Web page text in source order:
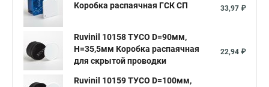
Коробка распаячная ГСК СП
33,97 ₽
Ruvinil 10158 ТУСО D=90мм,
H=35,5мм Коробка распаячная
для скрытой проводки
22,94 ₽
Ruvinil 10159 ТУСО D=100мм,